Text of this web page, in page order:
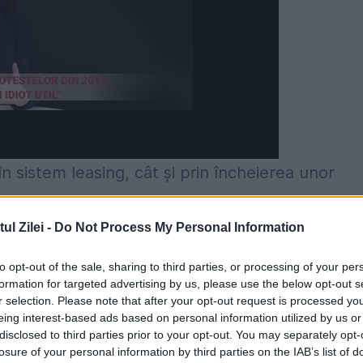
Zilei - Do Not Process My Personal Information
opt-out of the sale, sharing to third parties, or processing of your
for targeted advertising by us, please use the below opt-out
selection. Please note that after your opt-out request is processed
interest-based ads based on personal information utilized by us
to third parties prior to your opt-out. You may separately
of your personal information by third parties on the IAB’s list of
sistem leasing, cât şi prin încheierea unor
contractele respective nu mai erau
de pe lângă Tribunalul Bucureşti, împreună
sprijiniţi de echipe SSPIR din cadrul
şi mandate de aducere pe raza
cu care au fost depistaţi şi conduşi la
de comiterea acestor infracţiuni. În Bucureşti